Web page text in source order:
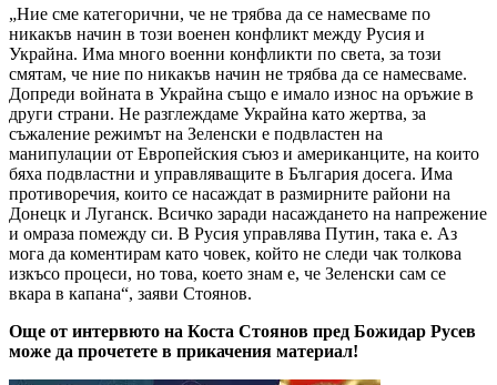
„Ние сме категорични, че не трябва да се намесваме по
никакъв начин в този военен конфликт между Русия и
Украйна. Има много военни конфликти по света, за този
смятам, че ние по никакъв начин не трябва да се намесваме.
Допреди войната в Украйна също е имало износ на оръжие в
други страни. Не разглеждаме Украйна като жертва, за
съжаление режимът на Зеленски е подвластен на
манипулации от Европейския съюз и американците, на които
бяха подвластни и управляващите в България досега. Има
противоречия, които се насаждат в размирните райони на
Донецк и Луганск. Всичко заради насаждането на напрежение
и омраза помежду си. В Русия управлява Путин, така е. Аз
мога да коментирам като човек, който не следи чак толкова
изкъсо процеси, но това, което знам е, че Зеленски сам се
вкара в капана“, заяви Стоянов.
Още от интервюто на Коста Стоянов пред Божидар Русев
може да прочетете в прикачения материал!